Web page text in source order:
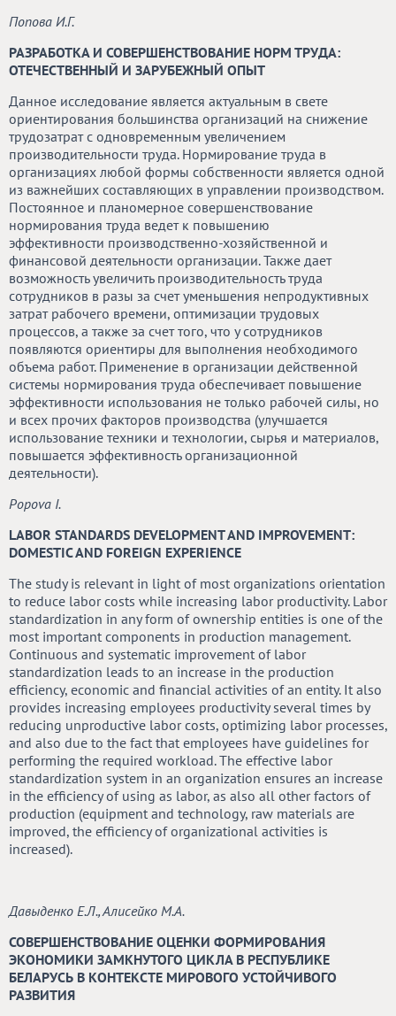
Попова И.Г.
РАЗРАБОТКА И СОВЕРШЕНСТВОВАНИЕ НОРМ ТРУДА:
ОТЕЧЕСТВЕННЫЙ И ЗАРУБЕЖНЫЙ ОПЫТ
Данное исследование является актуальным в свете
ориентирования большинства организаций на снижение
трудозатрат с одновременным увеличением
производительности труда. Нормирование труда в
организациях любой формы собственности является одной
из важнейших составляющих в управлении производством.
Постоянное и планомерное совершенствование
нормирования труда ведет к повышению
эффективности производственно-хозяйственной и
финансовой деятельности организации. Также дает
возможность увеличить производительность труда
сотрудников в разы за счет уменьшения непродуктивных
затрат рабочего времени, оптимизации трудовых
процессов, а также за счет того, что у сотрудников
появляются ориентиры для выполнения необходимого
объема работ. Применение в организации действенной
системы нормирования труда обеспечивает повышение
эффективности использования не только рабочей силы, но
и всех прочих факторов производства (улучшается
использование техники и технологии, сырья и материалов,
повышается эффективность организационной
деятельности).
Popova I.
LABOR STANDARDS DEVELOPMENT AND IMPROVEMENT:
DOMESTIC AND FOREIGN EXPERIENCE
The study is relevant in light of most organizations orientation
to reduce labor costs while increasing labor productivity. Labor
standardization in any form of ownership entities is one of the
most important components in production management.
Continuous and systematic improvement of labor
standardization leads to an increase in the production
efficiency, economic and financial activities of an entity. It also
provides increasing employees productivity several times by
reducing unproductive labor costs, optimizing labor processes,
and also due to the fact that employees have guidelines for
performing the required workload. The effective labor
standardization system in an organization ensures an increase
in the efficiency of using as labor, as also all other factors of
production (equipment and technology, raw materials are
improved, the efficiency of organizational activities is
increased).
Давыденко Е.Л., Алисейко М.А.
СОВЕРШЕНСТВОВАНИЕ ОЦЕНКИ ФОРМИРОВАНИЯ
ЭКОНОМИКИ ЗАМКНУТОГО ЦИКЛА В РЕСПУБЛИКЕ
БЕЛАРУСЬ В КОНТЕКСТЕ МИРОВОГО УСТОЙЧИВОГО
РАЗВИТИЯ